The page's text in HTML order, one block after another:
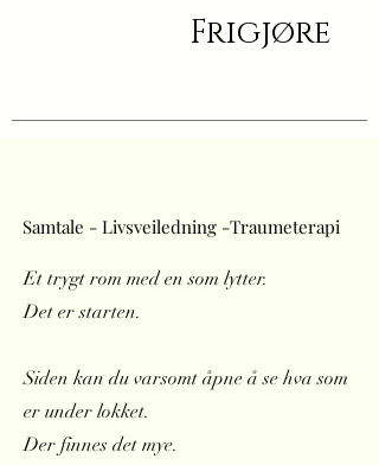
Frigjøre
Samtale - Livsveiledning -Traumeterapi
Et trygt rom med en som lytter.
Det er starten.
Siden kan du varsomt åpne å se hva som
er under lokket.
Der finnes det mye.